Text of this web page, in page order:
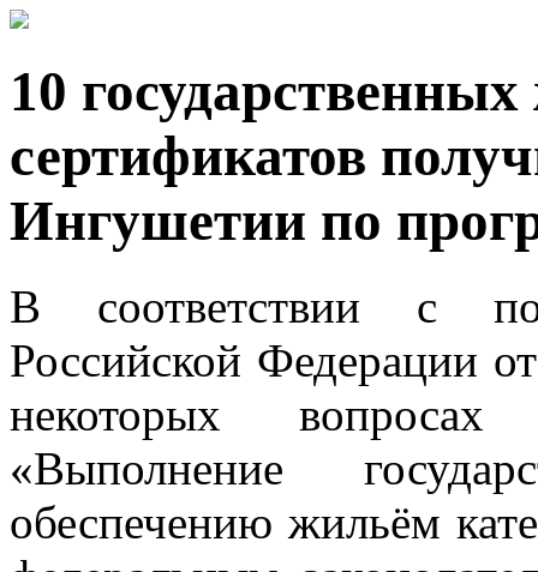
10
сертификатов
Ингушетии по
В соответствии с
Российской Федерации
некоторых вопросах
«Выполнение
обеспечению жильём